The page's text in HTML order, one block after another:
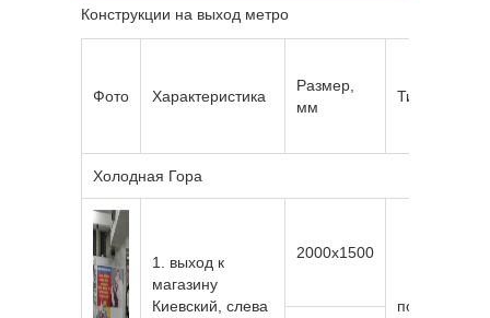
Конструкции на выход метро
Фото Характеристика
Размер,
мм
Тип
Холодная Гора
1. выход к
магазину
Киевский, слева
2000х1500
подсветка